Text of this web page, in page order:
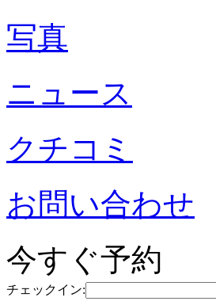
写真
ニュース
クチコミ
お問い合わせ
今すぐ予約
チェックイン: